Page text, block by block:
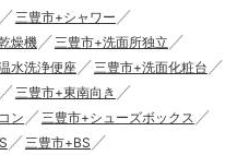
三豊市+シャワー
燥機
三豊市+洗面所独立
水洗浄便座
三豊市+洗面化粧台
三豊市+東南向き
ン
三豊市+シューズボックス
三豊市+BS